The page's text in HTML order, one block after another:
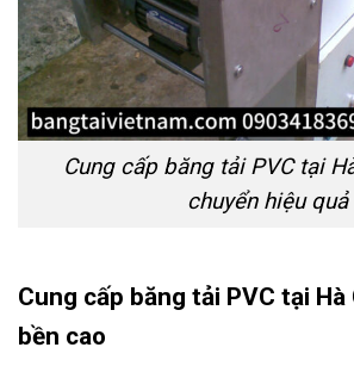
Cung cấp băng tải PVC tại
chuyển hiệu quả
Cung cấp băng tải PVC tại
bền cao